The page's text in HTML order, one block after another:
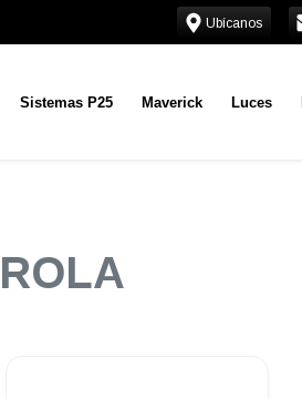
Ubícanos
Sistemas P25 Maverick Luces